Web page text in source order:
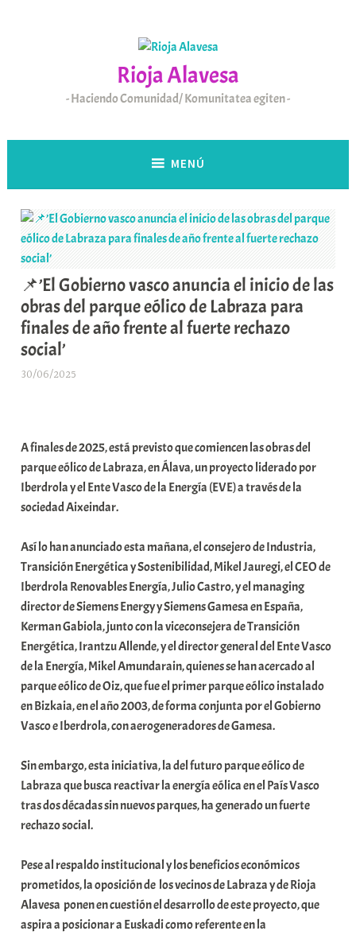
Rioja Alavesa
Haciendo Comunidad/ Komunitatea egiten
MENÚ
📌’El Gobierno vasco anuncia el inicio de las
obras del parque eólico de Labraza para
finales de año frente al fuerte rechazo
social’
30/06/2025
a
r
E
r
i
o
x
a
K
o
m
u
n
i
a
t
e
a
A finales de 2025, está previsto que comiencen las obras del
parque eólico de Labraza, en Álava, un proyecto liderado por
Iberdrola y el Ente Vasco de la Energía (EVE) a través de la
sociedad Aixeindar.
Así lo han anunciado esta mañana, el consejero de Industria,
Transición Energética y Sostenibilidad, Mikel Jauregi, el CEO de
Iberdrola Renovables Energía, Julio Castro, y el managing
director de Siemens Energy y Siemens Gamesa en España,
Kerman Gabiola, junto con la viceconsejera de Transición
Energética, Irantzu Allende, y el director general del Ente Vasco
de la Energía, Mikel Amundarain, quienes se han acercado al
parque eólico de Oiz, que fue el primer parque eólico instalado
en Bizkaia, en el año 2003, de forma conjunta por el Gobierno
Vasco e Iberdrola, con aerogeneradores de Gamesa.
Sin embargo, esta iniciativa, la del futuro parque eólico de
Labraza que busca reactivar la energía eólica en el País Vasco
tras dos décadas sin nuevos parques, ha generado un fuerte
rechazo social.
Pese al respaldo institucional y los beneficios económicos
prometidos, la oposición de los vecinos de Labraza y de Rioja
Alavesa ponen en cuestión el desarrollo de este proyecto, que
aspira a posicionar a Euskadi como referente en la